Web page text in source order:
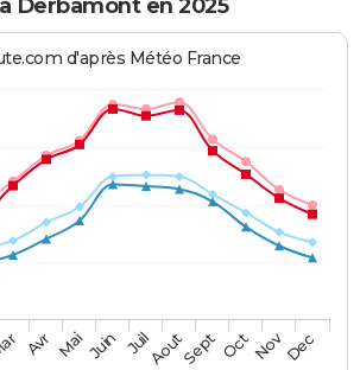
Derbamont en 2025
d'après Météo France
Avr MaiJuin JuilAoutSept OctNovDec